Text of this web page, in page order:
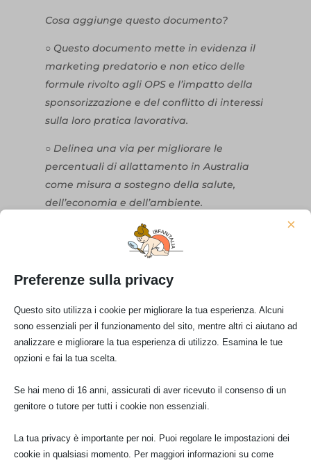
Cosa aggiunge questo documento?
○ Questo documento mette in evidenza il
marketing predatorio e non etico delle
formule rivolto agli OPS e l’impatto della
sponsorizzazione e del conflitto di interessi
sulla loro pratica lavorativa.
○ Delinea una via per migliorare le
percentuali di allattamento in Australia
come misura a sostegno della salute,
dell’economia e dell’ambiente.
○ Quattro semplici azioni che gli OPS
possono intraprendere per migliorare la
affrontando il conflitto di interessi nella
associazioni e nei loro luoghi di lavoro.
LEGGI IL DOCUMENTO TRADOTTO QUI:UN
#FORMULA #MARKETING
Preferenze sulla privacy
×
Questo sito utilizza i cookie per migliorare la tua esperienza. Alcuni
sono essenziali per il funzionamento del sito, mentre altri ci aiutano ad
analizzare e migliorare la tua esperienza di utilizzo. Esamina le tue
opzioni e fai la tua scelta.
Se hai meno di 16 anni, assicurati di aver ricevuto il consenso di un
genitore o tutore per tutti i cookie non essenziali.
La tua privacy è importante per noi. Puoi regolare le impostazioni dei
cookie in qualsiasi momento. Per maggiori informazioni su come